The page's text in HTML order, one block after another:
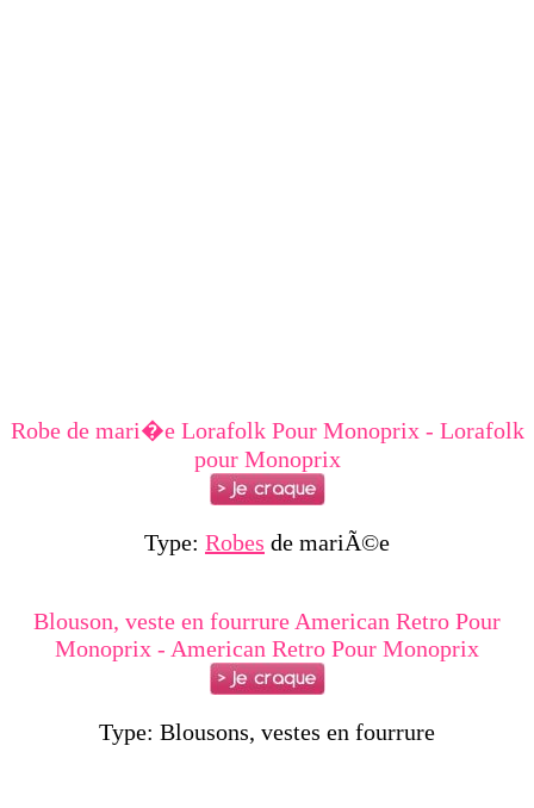
Robe de mari�e Lorafolk Pour Monoprix - Lorafolk
pour Monoprix
Type: Robes de mariÃ©e
Blouson, veste en fourrure American Retro Pour
Monoprix - American Retro Pour Monoprix
Type: Blousons, vestes en fourrure